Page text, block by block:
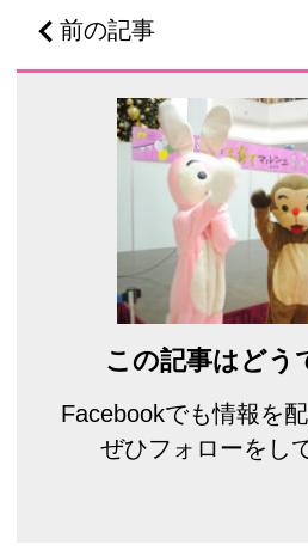
前の記事
この記事はどう
Facebookでも情報を
ぜひフォローをし